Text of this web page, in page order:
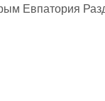
Евпатория